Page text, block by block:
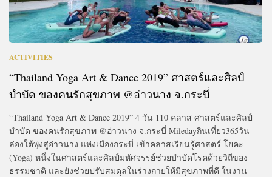
ACTIVITIES
“Thailand Yoga Art & Dance 2019” ศาสตร์และศิลป์
บำบัด ของคนรักสุขภาพ @อ่าวนาง จ.กระบี่
“Thailand Yoga Art & Dance 2019” 4 วัน 110 คลาส ศาสตร์และศิลป์
บำบัด ของคนรักสุขภาพ @อ่าวนาง จ.กระบี่ Miledayกินเที่ยว365วัน
ล่องใต้พุ่งสู่อ่าวนาง แห่งเมืองกระบี่ เข้าคลาสเรียนรู้ศาสตร์ โยคะ
(Yoga) หนึ่งในศาสตร์และศิลป์มหัศจรรย์ช่วยบำบัดโรคด้วยวิถีของ
ธรรมชาติ และยังช่วยปรับสมดุลในร่างกายให้มีสุขภาพที่ดี ในงาน